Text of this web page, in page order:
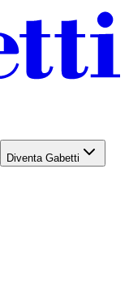
Diventa Gabetti